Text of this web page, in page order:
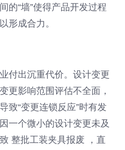
的“墙”使得产品开发过程
形成合力。
付出沉重代价。设计变更
更影响范围评估不全面，
致“变更连锁反应”时有发
一个微小的设计变更未及
整批工装夹具报废 ，直